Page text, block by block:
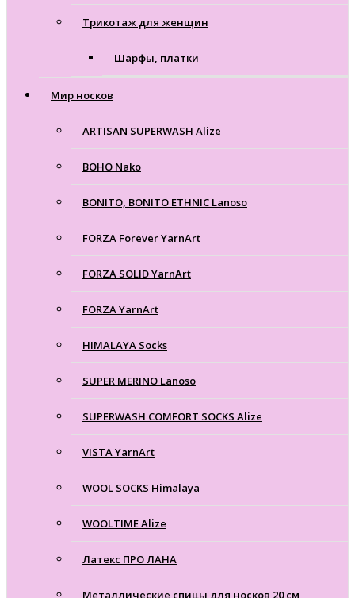
Трикотаж для женщин
Шарфы, платки
Мир носков
ARTISAN SUPERWASH Alize
BOHO Nako
BONITO, BONITO ETHNIC Lanoso
FORZA Forever YarnArt
FORZA SOLID YarnArt
FORZA YarnArt
HIMALAYA Socks
SUPER MERINO Lanoso
SUPERWASH COMFORT SOCKS Alize
VISTA YarnArt
WOOL SOCKS Himalaya
WOOLTIME Alize
Латекс ПРО ЛАНА